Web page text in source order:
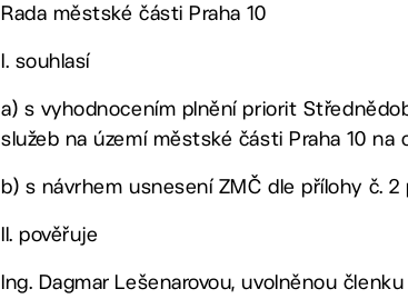
Rada městské části Praha 10
I. souhlasí
a) s vyhodnocením plnění priorit
služeb na území městské části Praha 10 na
b) s návrhem usnesení ZMČ dle přílohy č. 2
II. pověřuje
Ing. Dagmar Lešenarovou, uvolněnou